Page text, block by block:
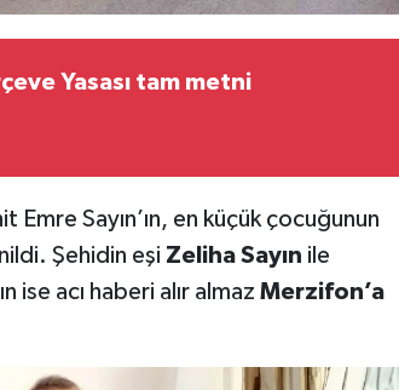
Yasası tam metni
Emre Sayın’ın, en küçük çocuğunun
Şehidin eşi Zeliha Sayın ile
ise acı haberi alır almaz Merzifon’a